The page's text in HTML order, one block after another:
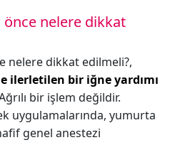
nelere dikkat
nelere dikkat edilmeli?,
ilerletilen bir iğne yardımı
bir işlem değildir.
uygulamalarında, yumurta
genel anestezi